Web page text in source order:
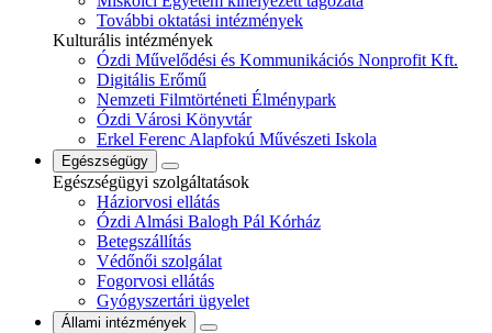
További oktatási intézmények
Kulturális intézmények
Ózdi Művelődési és Kommunikációs Nonprofit Kft.
Digitális Erőmű
Nemzeti Filmtörténeti Élménypark
Ózdi Városi Könyvtár
Erkel Ferenc Alapfokú Művészeti Iskola
Egészségügy
Egészségügyi szolgáltatások
Háziorvosi ellátás
Ózdi Almási Balogh Pál Kórház
Betegszállítás
Védőnői szolgálat
Fogorvosi ellátás
Gyógyszertári ügyelet
Állami intézmények